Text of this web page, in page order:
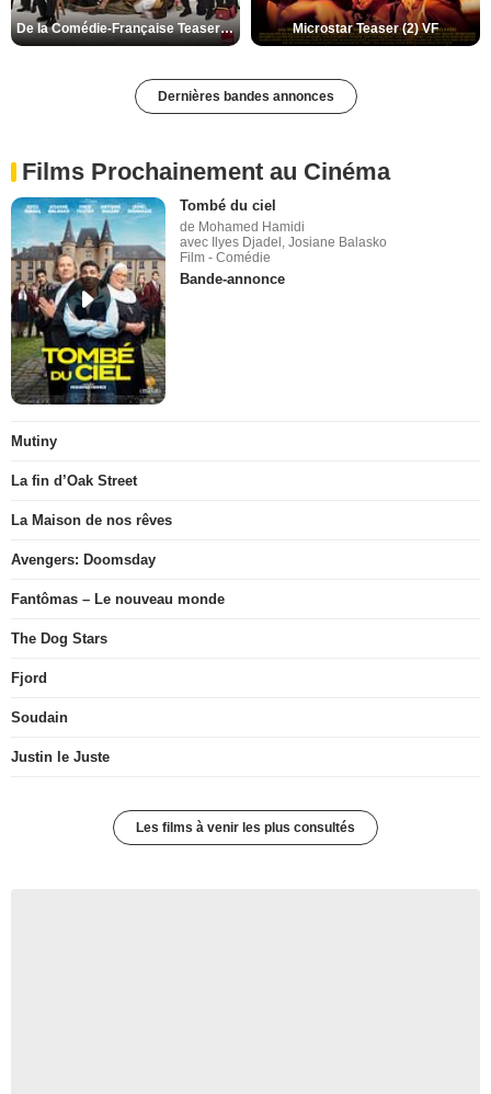
De la Comédie-Française Teaser (3) VF Microstar Teaser (2) VF
Dernières bandes annonces
Films Prochainement au Cinéma
Tombé du ciel
de Mohamed Hamidi
avec Ilyes Djadel, Josiane Balasko
Film - Comédie
Bande-annonce
Mutiny
La fin d’Oak Street
La Maison de nos rêves
Avengers: Doomsday
Fantômas – Le nouveau monde
The Dog Stars
Fjord
Soudain
Justin le Juste
Les films à venir les plus consultés